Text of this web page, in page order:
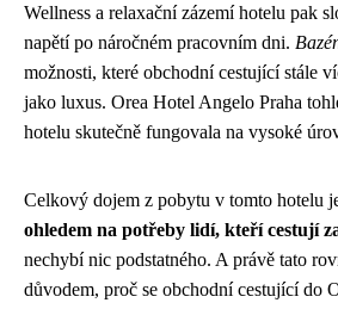
Wellness a relaxační zázemí hotelu pak
napětí po náročném pracovním dni.
možnosti, které obchodní cestující stále
jako luxus. Orea Hotel Angelo Praha
hotelu skutečně fungovala na vysoké
Celkový dojem z pobytu v tomto hotelu
ohledem na potřeby lidí, kteří cestují
nechybí nic podstatného. A právě tato
důvodem, proč se obchodní cestující do